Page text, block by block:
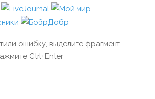
ошибку, выделите фрагмент
Ctrl+Enter